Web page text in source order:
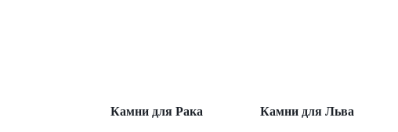
Камни для Рака Камни для Льва